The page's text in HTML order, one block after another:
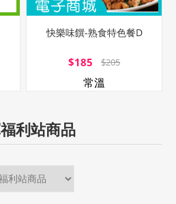
快樂味饌-熟食特色餐D
$185 $205
常溫
利站商品